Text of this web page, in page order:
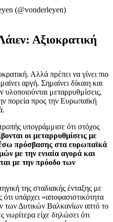
(@vonderleyen)
Αξιοκρατική
Αλλά πρέπει να γίνει πιο
αργή. Σημαίνει δίκαιη και
μεταρρυθμίσεις,
πορεία προς την Ευρωπαϊκή
υπογράμμισε ότι στόχος
οι μεταρρυθμίσεις με
πρόσβασης στα ευρωπαϊκά
με την ενιαία αγορά και
με την πρόοδο των
της σταδιακής ένταξης με
ότι υπάρχει «αποφασιστικότητα
των Δυτικών Βαλκανίων απτό το
είχε δηλώσει ότι